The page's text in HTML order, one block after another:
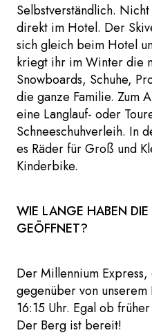
Selbstverständlich.
direkt im Hotel. Der
sich gleich beim Hotel
kriegt ihr im Winter die
Snowboards, Schuhe,
die ganze Familie. Zum
eine Langlauf- oder
Schneeschuhverleih. In
es Räder für Groß und
Kinderbike.
WIE LANGE HABEN DIE
GEÖFFNET?
Der Millennium
gegenüber von
16:15 Uhr. Egal ob
Der Berg ist bereit!